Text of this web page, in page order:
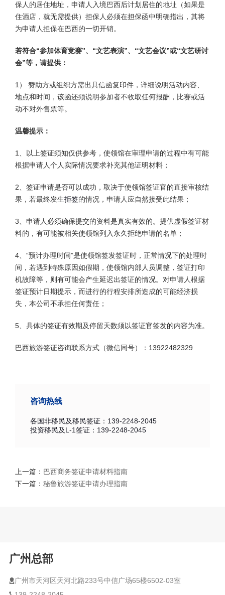
保人的居住地址，申请人入境巴西后计划居住的地址（如果是
住酒店，就无需提供）担保人必须在担保函中明确指出，其将
为申请人担保在巴西的一切开销。
若符合“参加体育竞赛”、“文艺表演”、“文艺会议”或“文艺研讨
会”等，请提供：
1） 赞助方或组织方需出具信函复印件，详细说明活动内容、
地点和时间，该函还须说明参加者不收取任何报酬，比赛或活
动不对外售票等。
温馨提示：
1、以上签证须知仅供参考，使领馆在审理申请的过程中有可能
根据申请人个人实际情况要求补充其他证明材料；
2、签证申请是否可以成功，取决于使领馆签证官的直接审核结
果，若最终发生拒签的情况，申请人应自然接受此结果；
3、申请人必须确保提交的资料是真实有效的。提供虚假签证材
料的，有可能被相关使领馆列入永久拒绝申请的名单；
4、“预计办理时间”是使领馆签发签证时，正常情况下的处理时
间，若遇到特殊原因如假期，使领馆内部人员调整，签证打印
机故障等，则有可能会产生延迟出签证的情况。对申请人根据
签证预计日期提示，而进行的行程安排所造成的可能经济损
失，本公司不承担任何责任；
5、具体的签证有效期及停留天数须以签证官签发的内容为准。
巴西旅游签证咨询联系方式（微信同号）：13922482329
咨询热线
各国非移民及移民签证：139-2248-2045
投资移民及L-1签证：139-2248-2045
上一篇： 巴西商务签证申请材料指南
下一篇： 秘鲁旅游签证申请办理指南
广州总部
广州市天河区天河北路233号中信广场65楼6502-03室